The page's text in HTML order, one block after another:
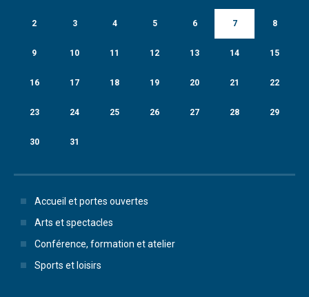
2 3 4 5 6 7 8
9 10 11 12 13 14 15
16 17 18 19 20 21 22
23 24 25 26 27 28 29
30 31
Accueil et portes ouvertes
Arts et spectacles
Conférence, formation et atelier
Sports et loisirs